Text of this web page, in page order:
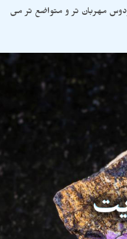
مهربان تر و متواضع تر می